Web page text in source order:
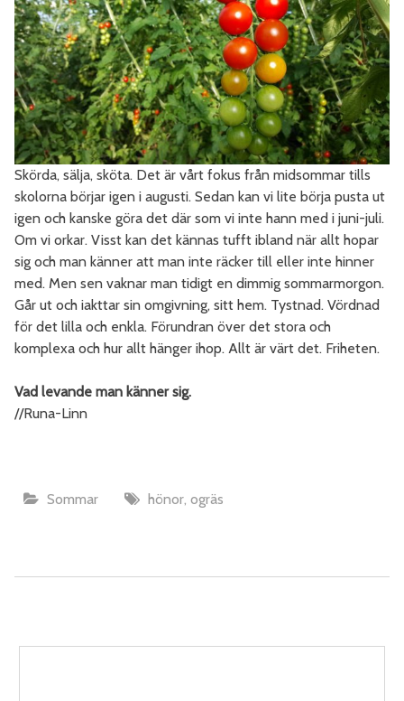
Skörda, sälja, sköta. Det är vårt fokus från midsommar tills
skolorna börjar igen i augusti. Sedan kan vi lite börja pusta ut
igen och kanske göra det där som vi inte hann med i juni-juli.
Om vi orkar. Visst kan det kännas tufft ibland när allt hopar
sig och man känner att man inte räcker till eller inte hinner
med. Men sen vaknar man tidigt en dimmig sommarmorgon.
Går ut och iakttar sin omgivning, sitt hem. Tystnad. Vördnad
för det lilla och enkla. Förundran över det stora och
komplexa och hur allt hänger ihop. Allt är värt det. Friheten.
Vad levande man känner sig.
//Runa-Linn
Sommar hönor, ogräs